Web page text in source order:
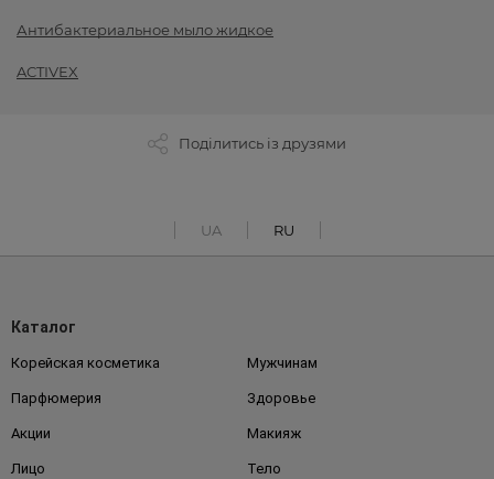
Антибактериальное мыло жидкое
ACTIVEX
Поділитись із друзями
UA RU
Каталог
Корейская косметика Мужчинам
Парфюмерия Здоровье
Акции Макияж
Лицо Тело